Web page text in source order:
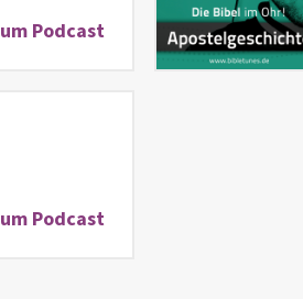
Podcast
Podcast